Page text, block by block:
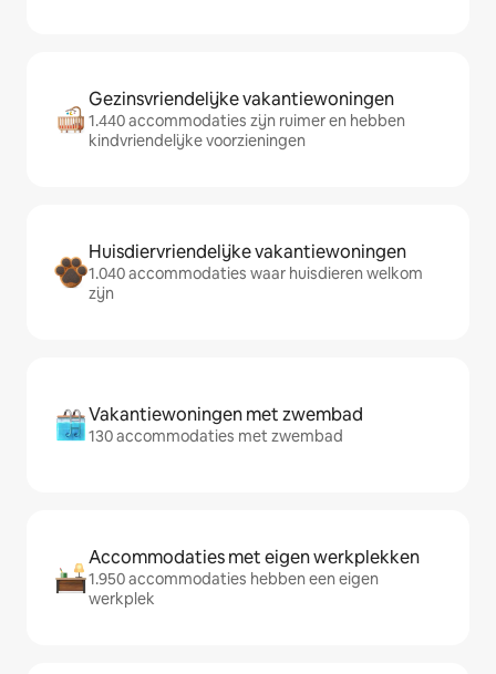
Gezinsvriendelijke vakantiewoningen
1.440 accommodaties zijn ruimer en hebben
kindvriendelijke voorzieningen
Huisdiervriendelijke vakantiewoningen
1.040 accommodaties waar huisdieren welkom
zijn
Vakantiewoningen met zwembad
130 accommodaties met zwembad
Accommodaties met eigen werkplekken
1.950 accommodaties hebben een eigen
werkplek